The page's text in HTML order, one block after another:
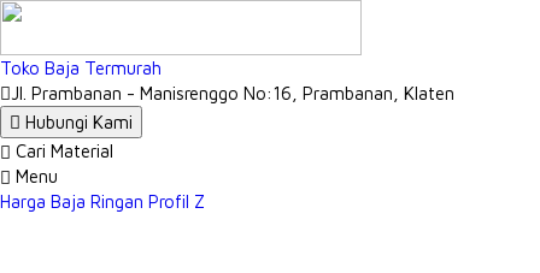
Toko Baja Termurah
Jl. Prambanan - Manisrenggo No:16, Prambanan, Klaten
Hubungi Kami
Cari Material
Menu
Harga Baja Ringan Profil Z